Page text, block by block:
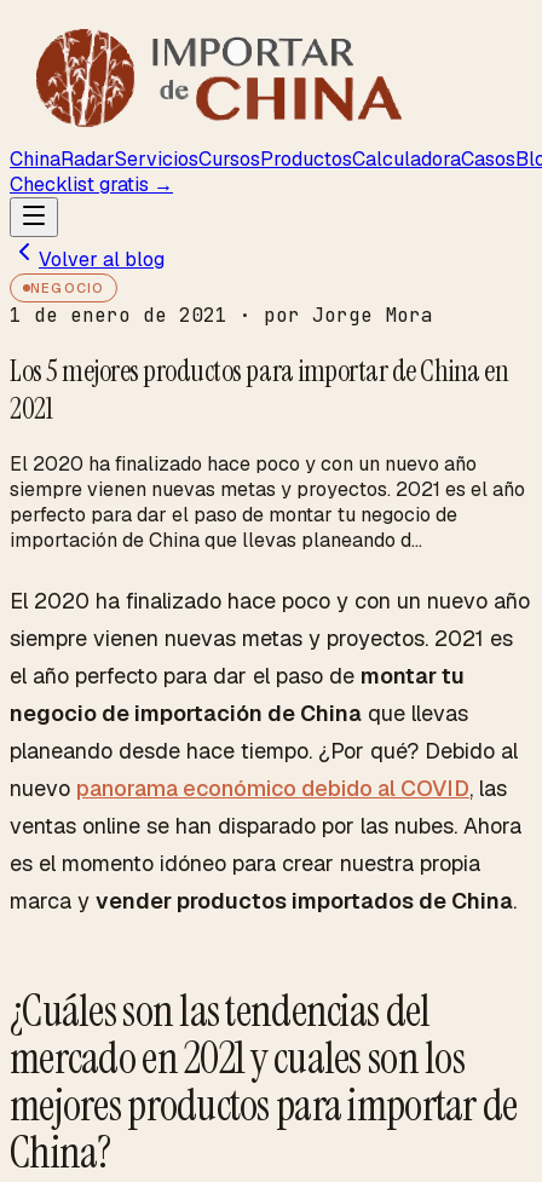
ChinaRadarServiciosCursosProductosCalculadoraCasos
Checklist gratis →
Volver al blog
NEGOCIO
1 de enero de 2021 · por Jorge Mora
Los 5 mejores productos para importar de China en
2021
El 2020 ha finalizado hace poco y con un nuevo año
siempre vienen nuevas metas y proyectos. 2021 es el año
perfecto para dar el paso de montar tu negocio de
importación de China que llevas planeando d...
El 2020 ha finalizado hace poco y con un nuevo año
siempre vienen nuevas metas y proyectos. 2021 es
el año perfecto para dar el paso de montar tu
negocio de importación de China que llevas
planeando desde hace tiempo. ¿Por qué? Debido al
nuevo panorama económico debido al COVID, las
ventas online se han disparado por las nubes. Ahora
es el momento idóneo para crear nuestra propia
marca y vender productos importados de China.
¿Cuáles son las tendencias del
mercado en 2021 y cuales son los
mejores productos para importar de
China?